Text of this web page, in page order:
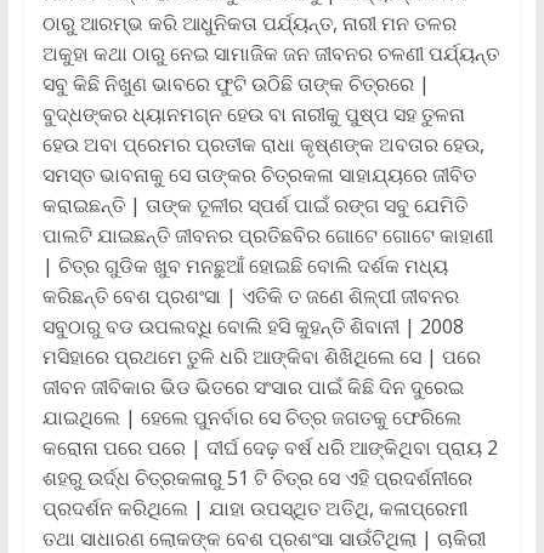
ଠାରୁ ଆରମ୍ଭ କରି ଆଧୁନିକତା ପର୍ଯ୍ୟନ୍ତ, ନାରୀ ମନ ତଳର
ଅକୁହା କଥା ଠାରୁ ନେଇ ସାମାଜିକ ଜନ ଜୀବନର ଚଳଣୀ ପର୍ଯ୍ୟନ୍ତ
ସବୁ କିଛି ନିଖୁଣ ଭାବରେ ଫୁଟି ଉଠିଛି ତାଙ୍କ ଚିତ୍ରରେ |
ବୁଦ୍ଧଙ୍କର ଧ୍ୟାନମଗ୍ନ ହେଉ ବା ନାରୀକୁ ପୁଷ୍ପ ସହ ତୁଳନା
ହେଉ ଅବା ପ୍ରେମର ପ୍ରତୀକ ରାଧା କୃଷ୍ଣଙ୍କ ଅବତାର ହେଉ,
ସମସ୍ତ ଭାବନାକୁ ସେ ତାଙ୍କର ଚିତ୍ରକଳା ସାହାଯ୍ୟରେ ଜୀବିତ
କରାଇଛନ୍ତି | ତାଙ୍କ ତୂଳୀର ସ୍ପର୍ଶ ପାଇଁ ରଙ୍ଗ ସବୁ ଯେମିତି
ପାଲଟି ଯାଇଛନ୍ତି ଜୀବନର ପ୍ରତିଛବିର ଗୋଟେ ଗୋଟେ କାହାଣୀ
| ଚିତ୍ର ଗୁଡିକ ଖୁବ ମନଛୁଆଁ ହୋଇଛି ବୋଲି ଦର୍ଶକ ମଧ୍ୟ
କରିଛନ୍ତି ବେଶ ପ୍ରଶଂସା | ଏତିକି ତ ଜଣେ ଶିଳ୍ପୀ ଜୀବନର
ସବୁଠାରୁ ବଡ ଉପଲବ୍ଧି ବୋଲି ହସି କୁହନ୍ତି ଶିବାନୀ | 2008
ମସିହାରେ ପ୍ରଥମେ ତୁଳି ଧରି ଆଙ୍କିବା ଶିଖିଥିଲେ ସେ | ପରେ
ଜୀବନ ଜୀବିକାର ଭିଡ ଭିତରେ ସଂସାର ପାଇଁ କିଛି ଦିନ ଦୁରେଇ
ଯାଇଥିଲେ | ହେଲେ ପୁନର୍ବାର ସେ ଚିତ୍ର ଜଗତକୁ ଫେରିଲେ
କରୋନା ପରେ ପରେ | ଦୀର୍ଘ ଦେଢ଼ ବର୍ଷ ଧରି ଆଙ୍କିଥିବା ପ୍ରାୟ 2
ଶହରୁ ଉର୍ଦ୍ଧ ଚିତ୍ରକଳାରୁ 51 ଟି ଚିତ୍ର ସେ ଏହି ପ୍ରଦର୍ଶନୀରେ
ପ୍ରଦର୍ଶନ କରିଥିଲେ | ଯାହା ଉପସ୍ଥିତ ଅତିଥି, କଳାପ୍ରେମୀ
ତଥା ସାଧାରଣ ଲୋକଙ୍କ ବେଶ ପ୍ରଶଂସା ସାଉଁଟିଥିଲା | ଚାକିରୀ